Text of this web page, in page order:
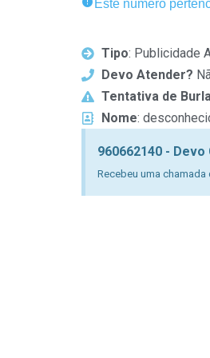
Este número
Tipo: Publicidade
Devo Atender?
Tentativa de
Nome:
960662140 - Devo
Recebeu uma